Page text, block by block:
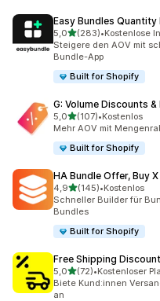
Easy Bundles Quantity
5,0von 5 Sternen
(283)
283 Rezensionen
•Kostenlose
Steigere den AOV mit
Bundle-App
Built for Shopify
G: Volume Discounts &
5,0von 5 Sternen
(107)
107 Rezensionen
•Kostenlos
Mehr AOV mit
Built for Shopify
HA Bundle Offer, Buy X
4,9von 5 Sternen
(145)
145 Rezensionen
•Kostenlos
Schneller Builder für
Bundles
Built for Shopify
Free Shipping
5,0von 5 Sternen
(72)
72 Rezensionen
•Kostenloser
Biete Kund:innen
an